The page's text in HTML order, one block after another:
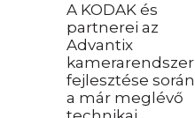
A KODAK és
partnerei az
Advantix
kamerarendszer
fejlesztése során
a már meglévő